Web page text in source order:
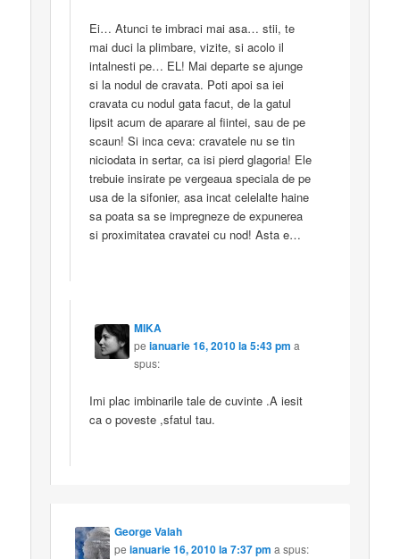
Ei… Atunci te imbraci mai asa… stii, te
mai duci la plimbare, vizite, si acolo il
intalnesti pe… EL! Mai departe se ajunge
si la nodul de cravata. Poti apoi sa iei
cravata cu nodul gata facut, de la gatul
lipsit acum de aparare al fiintei, sau de pe
scaun! Si inca ceva: cravatele nu se tin
niciodata in sertar, ca isi pierd glagoria! Ele
trebuie insirate pe vergeaua speciala de pe
usa de la sifonier, asa incat celelalte haine
sa poata sa se impregneze de expunerea
si proximitatea cravatei cu nod! Asta e…
MIKA
peianuarie 16, 2010 la 5:43 pm a
spus:
Imi plac imbinarile tale de cuvinte .A iesit
ca o poveste ,sfatul tau.
George Valah
peianuarie 16, 2010 la 7:37 pm a spus: